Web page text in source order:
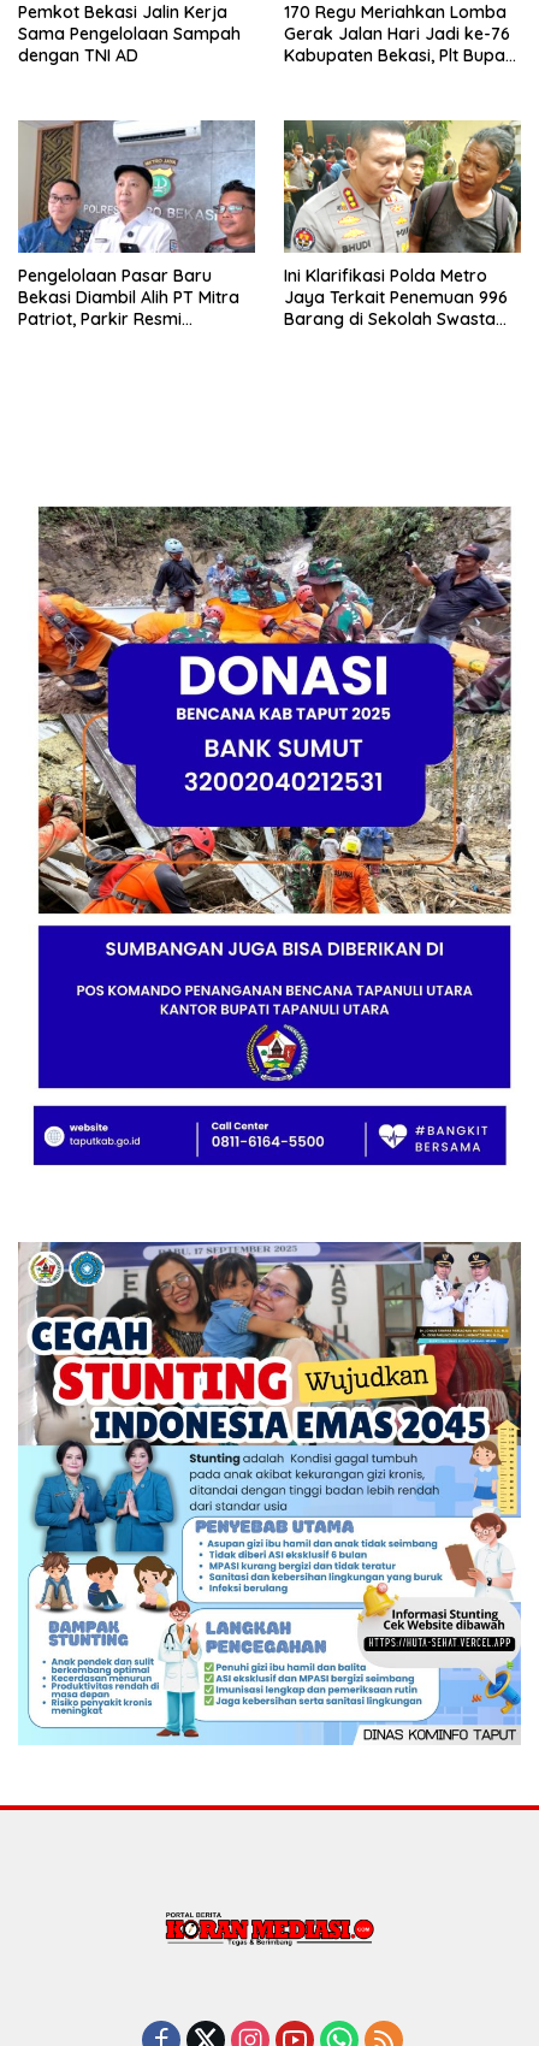
Pemkot Bekasi Jalin Kerja
Sama Pengelolaan Sampah
dengan TNI AD
170 Regu Meriahkan Lomba
Gerak Jalan Hari Jadi ke-76
Kabupaten Bekasi, Plt Bupati
Pengelolaan Pasar Baru
Bekasi Diambil Alih PT Mitra
Patriot, Parkir Resmi
Ini Klarifikasi Polda Metro
Jaya Terkait Penemuan 996
Barang di Sekolah Swasta